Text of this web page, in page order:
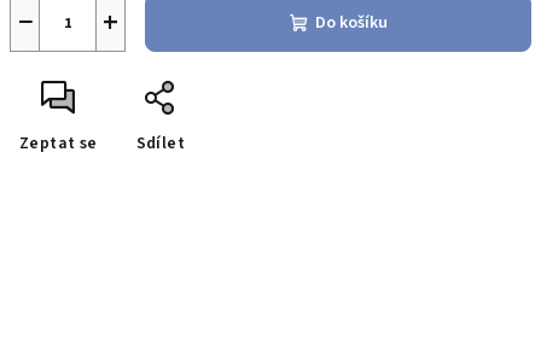
+
− Do košíku
Zeptat se Sdílet